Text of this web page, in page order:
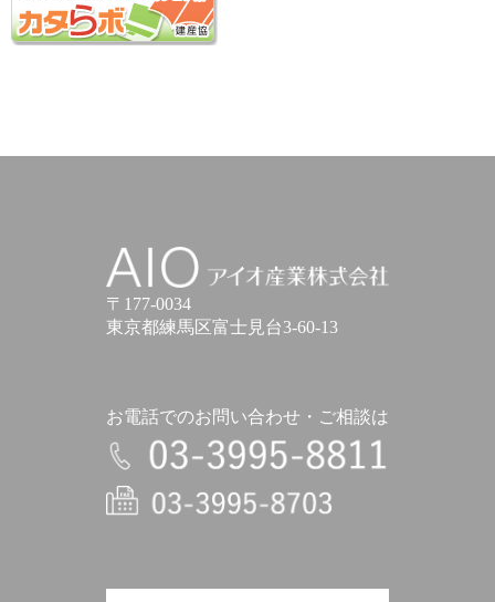
アイオ産業株式会社
〒177-0034
東京都練馬区富士見台3-60-13
お電話でのお問い合わせ・ご相談は
電話